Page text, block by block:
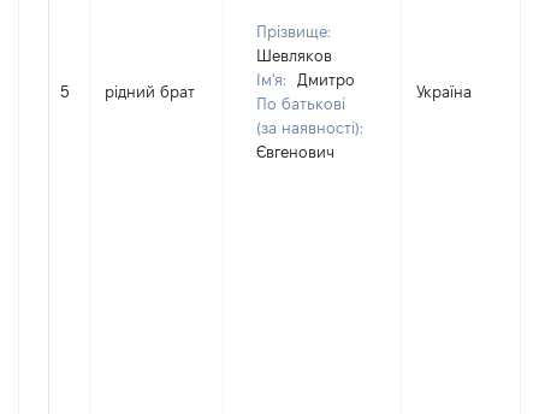
5 рідний брат
Прізвище:
Шевляков
Ім'я:
Дмитро
По батькові
(за наявності):
Євгенович
Україна